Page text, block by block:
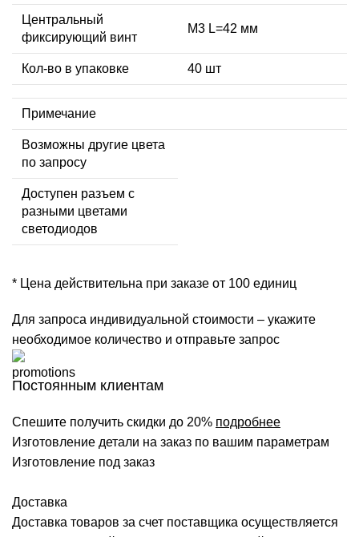
Центральный
фиксирующий винт
М3 L=42 мм
Кол-во в упаковке 40 шт
Примечание
Возможны другие цвета
по запросу
Доступен разъем с
разными цветами
светодиодов
* Цена действительна при заказе от 100 единиц
Для запроса индивидуальной стоимости – укажите
необходимое количество и отправьте запрос
Постоянным клиентам
Спешите получить скидки до 20% подробнее
Изготовление детали на заказ по вашим параметрам
Изготовление под заказ
Доставка
Доставка товаров за счет поставщика осуществляется